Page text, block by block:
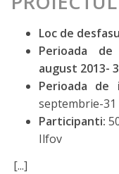
Loc de
Perioada
august 2013-
Perioada de
septembrie-
Participanti:
Ilfov
[...]